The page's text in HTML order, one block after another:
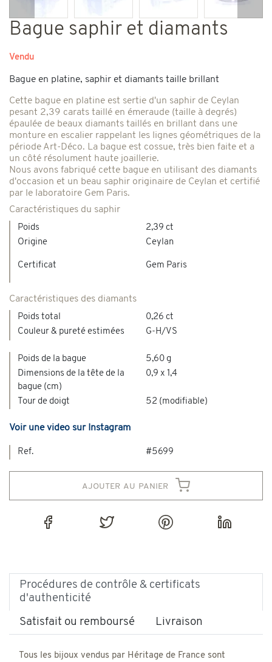
Bague saphir et diamants
Vendu
Bague en platine, saphir et diamants taille brillant
Cette bague en platine est sertie d'un saphir de Ceylan
pesant 2,39 carats taillé en émeraude (taille à degrés)
épaulée de beaux diamants taillés en brillant dans une
monture en escalier rappelant les lignes géométriques de la
période Art-Déco. La bague est cossue, très bien faite et a
un côté résolument haute joaillerie.
Nous avons fabriqué cette bague en utilisant des diamants
d'occasion et un beau saphir originaire de Ceylan et certifié
par le laboratoire Gem Paris.
Caractéristiques du saphir
Poids
2,39 ct
Origine
Certificat
Ceylan
Gem Paris
Caractéristiques des diamants
Poids total
0,26 ct
Couleur & pureté estimées
G-H/VS
Poids de la bague
5,60 g
Dimensions de la tête de la
bague (cm)
0,9 x 1,4
Tour de doigt 52 (modifiable)
Voir une video sur Instagram
Ref. #5699
ajouter au panier
Procédures de contrôle & certificats
d'authenticité
Satisfait ou remboursé Livraison
Tous les bijoux vendus par Héritage de France sont